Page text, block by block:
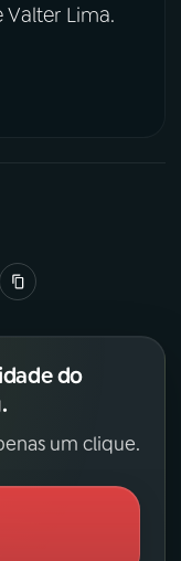
Lima.
do
um clique.